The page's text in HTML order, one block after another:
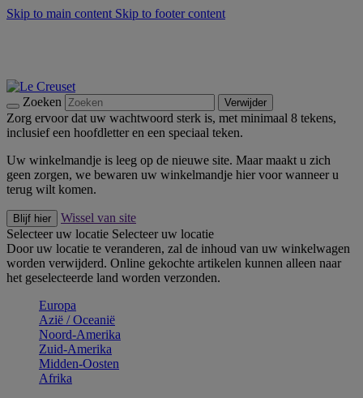
Skip to main content Skip to footer content
Zoeken Verwijder
Zorg ervoor dat uw wachtwoord sterk is, met minimaal 8 tekens,
inclusief een hoofdletter en een speciaal teken.
Uw winkelmandje is leeg op de nieuwe site. Maar maakt u zich
geen zorgen, we bewaren uw winkelmandje hier voor wanneer u
terug wilt komen.
Blijf hier
Wissel van site
Selecteer uw locatie Selecteer uw locatie
Door uw locatie te veranderen, zal de inhoud van uw winkelwagen
worden verwijderd. Online gekochte artikelen kunnen alleen naar
het geselecteerde land worden verzonden.
Europa
Aziё / Oceaniё
Noord-Amerika
Zuid-Amerika
Midden-Oosten
Afrika